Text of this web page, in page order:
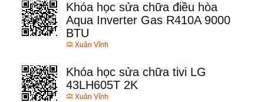
Khóa học sửa chữa điều hòa
Aqua Inverter Gas R410A 9000
BTU
Xuân Vĩnh
Khóa học sửa chữa tivi LG
43LH605T 2K
Xuân Vĩnh